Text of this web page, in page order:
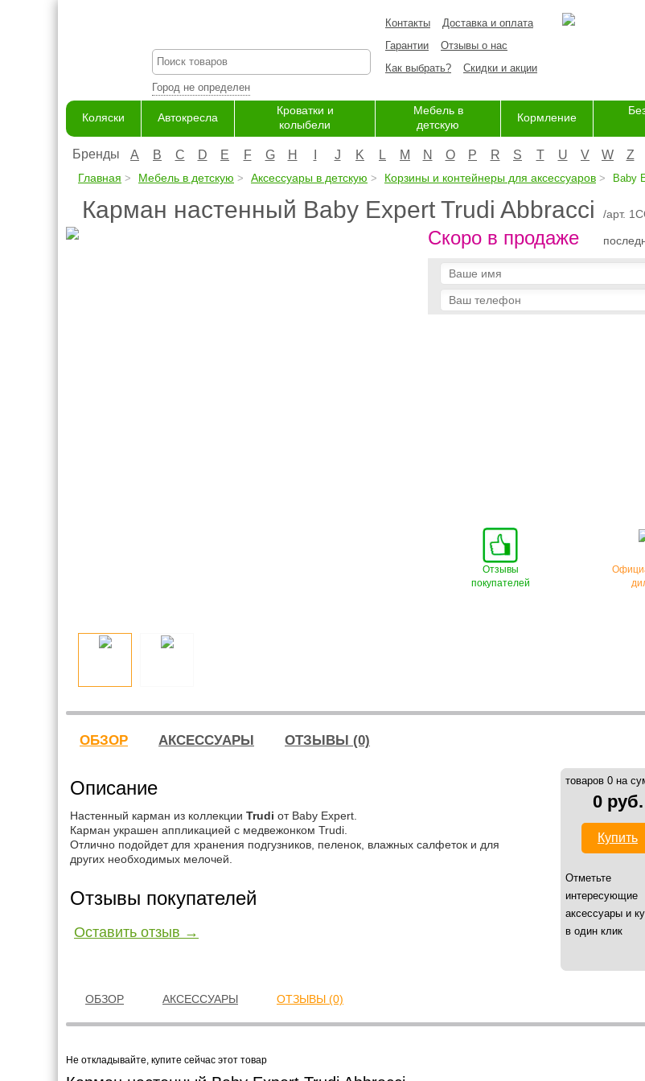
Город не определен
Контакты
Доставка и оплата
Гарантии
Отзывы о нас
Как выбрать?
Скидки и акции
Коляски Автокресла
Кроватки и
колыбели
Мебель в
детскую
Кормление
Бренды A B C D E F G H J K L M N O P R S T U V W Z
Главная Мебель в детскую Аксессуары в детскую Корзины и контейнеры для аксессуаров Baby
Карман настенный Baby Expert Trudi Abbracci /арт.
Скоро в продаже
Отзывы
покупателей
ОБЗОР АКСЕССУАРЫ ОТЗЫВЫ (0)
Описание
Настенный карман из коллекции Trudi от Baby Expert.
Карман украшен аппликацией с медвежонком Trudi.
Отлично подойдет для хранения подгузников, пеленок, влажных салфеток и для
других необходимых мелочей.
Отзывы покупателей
Оставить отзыв →
товаров 0 на
0 руб.
Купить
Отметьте
интересующие
аксессуары и
в один клик
ОБЗОР АКСЕССУАРЫ ОТЗЫВЫ (0)
Не откладывайте, купите сейчас этот товар